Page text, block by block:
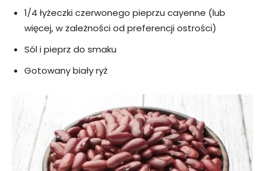
1/4 łyżeczki czerwonego pieprzu cayenne (lub
więcej, w zależności od preferencji ostrości)
Sól i pieprz do smaku
Gotowany biały ryż